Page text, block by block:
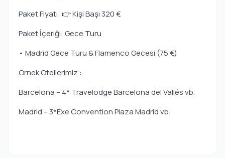
Paket Fiyatı: 👉 Kişi Başı 320 €
Paket İçeriği: Gece Turu
• Madrid Gece Turu & Flamenco Gecesi (75 €)
Örnek Otellerimiz :
Barcelona – 4* Travelodge Barcelona del Vallés vb.
Madrid – 3*Exe Convention Plaza Madrid vb.